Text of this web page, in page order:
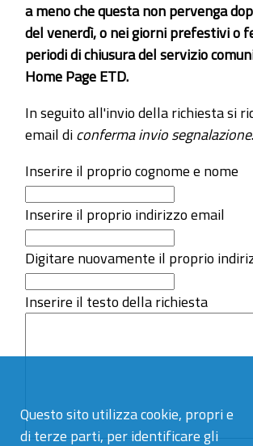
Questo sito utilizza cookie, propri e
di terze parti, per identificare gli
a meno che questa non pervenga
del venerdì, o nei giorni prefestivi o
periodi di chiusura del servizio
Home Page ETD.
In seguito all'invio della richiesta si
email diconferma invio segnalazione.
Inserire il proprio cognome e nome
Inserire il proprio indirizzo email
Digitare nuovamente il proprio
Inserire il testo della richiesta